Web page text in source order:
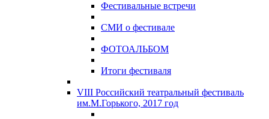
Фестивальные встречи
СМИ о фестивале
ФОТОАЛЬБОМ
Итоги фестиваля
VIII Российский театральный фестиваль
им.М.Горького, 2017 год